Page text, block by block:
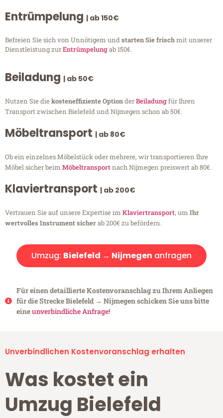
Entrümpelung | ab 150€
Befreien Sie sich von Unnötigem undstarten Sie frischmit unserer
Dienstleistung zurEntrümpelungab 150€.
Beiladung | ab 50€
Nutzen Sie diekosteneffiziente OptionderBeiladungfür Ihren
Transport zwischen Bielefeld und Nijmegen schon ab 50€.
Möbeltransport | ab 80€
Ob ein einzelnes Möbelstück oder mehrere, wir transportieren Ihre
Möbel sicher beim Möbeltransportnach Nijmegen preiswert ab 80€.
Klaviertransport | ab 200€
Vertrauen Sie auf unsere Expertise im Klaviertransport, um Ihr
wertvolles Instrument sicherab 200€ zu befördern.
Umzug: Bielefeld → Nijmegen anfragen
Für einen detaillierte Kostenvoranschlag zu Ihrem Anliegen
für die Strecke Bielefeld → Nijmegen schicken Sie uns bitte
eineunverbindliche Anfrage!
Unverbindlichen Kostenvoranschlag erhalten
Was kostet ein
Umzug Bielefeld